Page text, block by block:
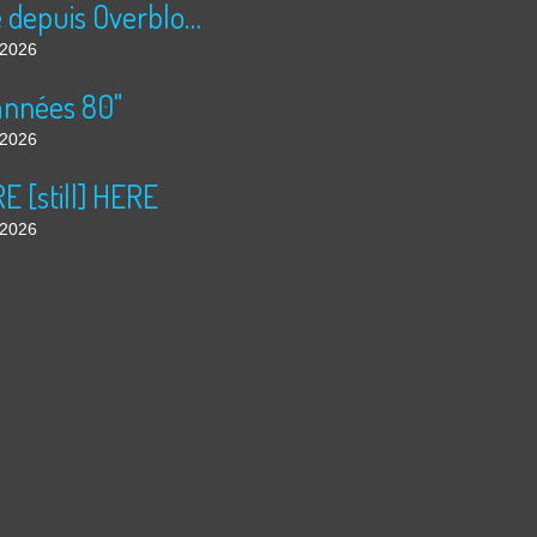
Publié depuis Overblog et Facebook
80"
[still] HERE